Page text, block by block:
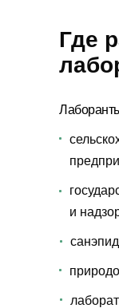
Где
и